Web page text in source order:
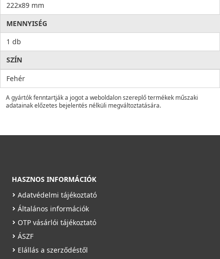
222x89 mm
MENNYISÉG
1 db
SZÍN
Fehér
A gyártók fenntartják a jogot a weboldalon szereplő termékek műszaki
adatainak előzetes bejelentés nélküli megváltoztatására.
HASZNOS INFORMÁCIÓK
Adatvédelmi tájékoztató
Általános információk
OTP vásárlói tájékoztató
ÁSZF
Elállás a szerződéstől